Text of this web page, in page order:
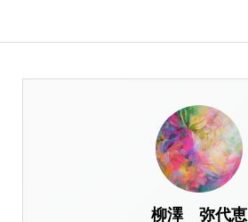
柳澤 弥代恵